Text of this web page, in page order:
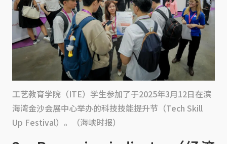
工艺教育学院（ITE）学生参加了于2025年3月12日在滨
海湾金沙会展中心举办的科技技能提升节（Tech Skill
Up Festival）。（海峡时报）